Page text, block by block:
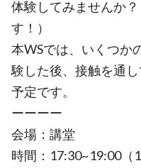
体験してみませんか
す！）
本WSでは、いくつか
験した後、接触を通
予定です。
ーーーー
会場：講堂
時間：17:30~19:00（